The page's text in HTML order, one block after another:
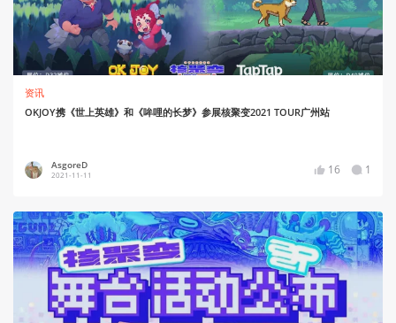
资讯
OKJOY携《世上英雄》和《哞哩的长梦》参展核聚变2021 TOUR广州站
AsgoreD
2021-11-11 16 1